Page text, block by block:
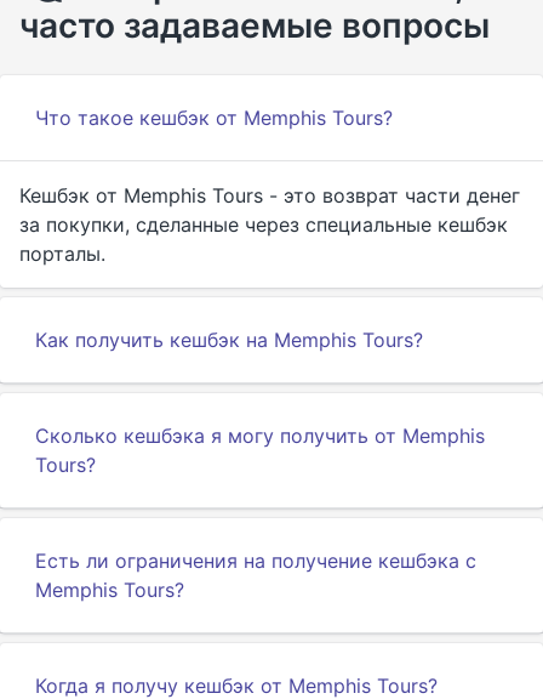
часто задаваемые вопросы
Что такое кешбэк от Memphis Tours?
Кешбэк от Memphis Tours - это возврат части денег
за покупки, сделанные через специальные кешбэк
порталы.
Как получить кешбэк на Memphis Tours?
Сколько кешбэка я могу получить от Memphis
Tours?
Есть ли ограничения на получение кешбэка с
Memphis Tours?
Когда я получу кешбэк от Memphis Tours?